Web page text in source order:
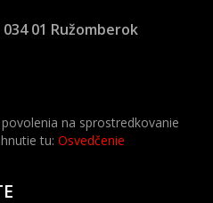
01 Ružomberok
na sprostredkovanie
tu: Osvedčenie